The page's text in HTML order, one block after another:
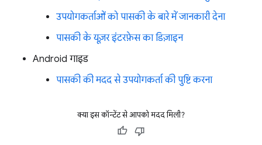
उपयोगकर्ताओं को पासकी के बारे में जानकारी देना
पासकी के यूज़र इंटरफ़ेस का डिज़ाइन
Android गाइड
पासकी की मदद से उपयोगकर्ता की पुष्टि करना
क्या इस कॉन्टेंट से आपको मदद मिली?